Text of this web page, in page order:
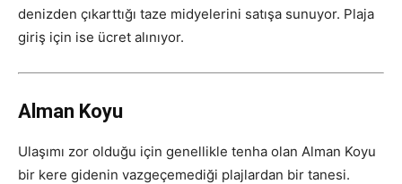
denizden çıkarttığı taze midyelerini satışa sunuyor. Plaja
giriş için ise ücret alınıyor.
Alman Koyu
Ulaşımı zor olduğu için genellikle tenha olan Alman Koyu
bir kere gidenin vazgeçemediği plajlardan bir tanesi.